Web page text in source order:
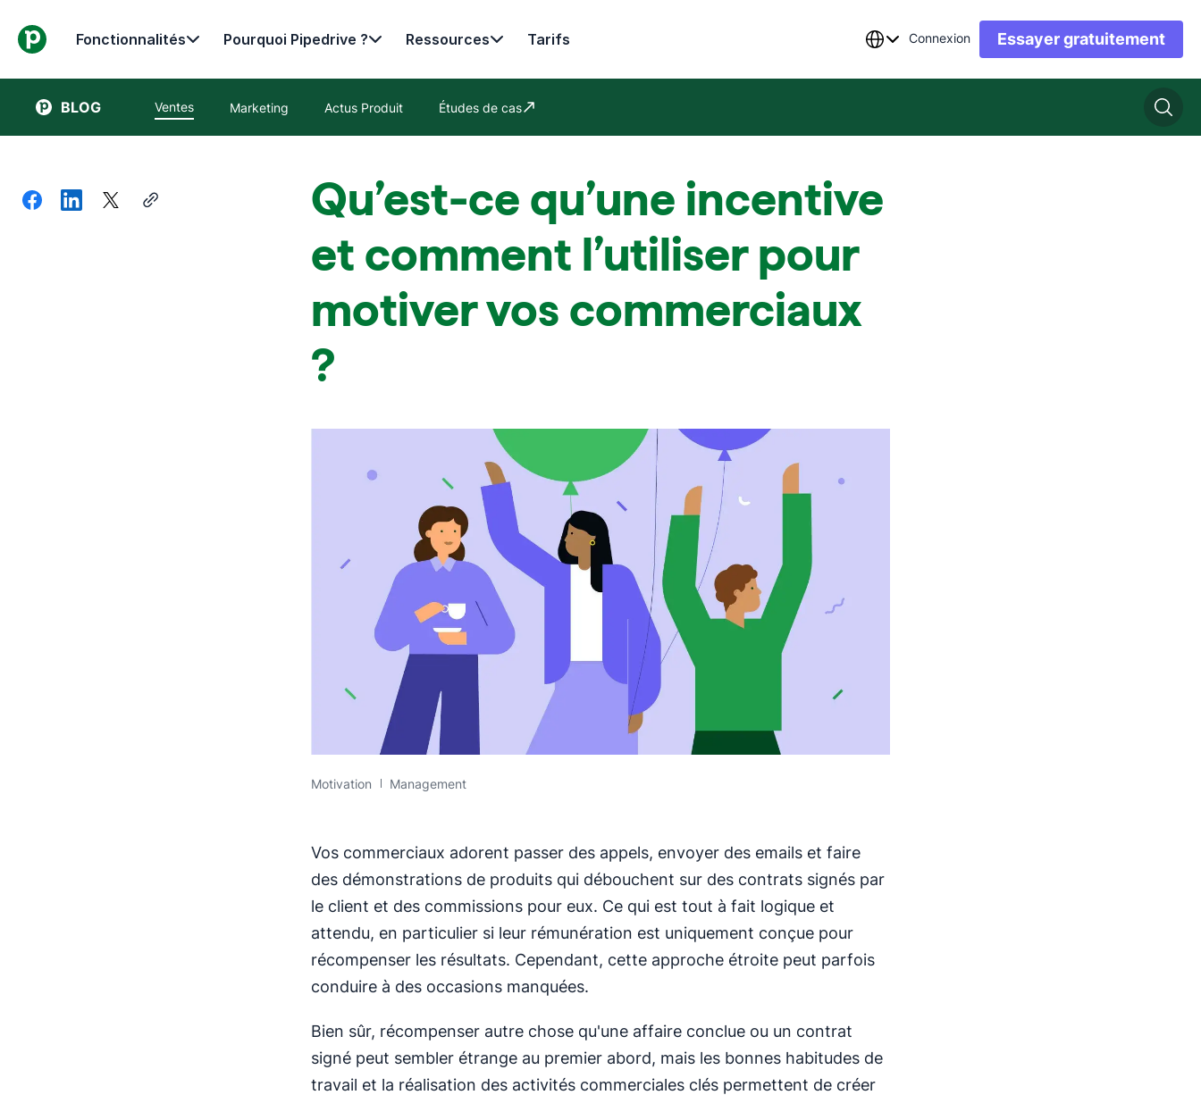
Fonctionnalités Pourquoi Pipedrive ? Ressources Tarifs Connexion Essayer gratuitement
BLOG Ventes Marketing Actus Produit Études de cas
S'ouvre dans une nouvelle fenêtre
Qu’est-ce qu’une incentive
et comment l’utiliser pour
motiver vos commerciaux
?
Motivation Management
Vos commerciaux adorent passer des appels, envoyer des emails et faire
des démonstrations de produits qui débouchent sur des contrats signés par
le client et des commissions pour eux. Ce qui est tout à fait logique et
attendu, en particulier si leur rémunération est uniquement conçue pour
récompenser les résultats. Cependant, cette approche étroite peut parfois
conduire à des occasions manquées.
Bien sûr, récompenser autre chose qu'une affaire conclue ou un contrat
signé peut sembler étrange au premier abord, mais les bonnes habitudes de
travail et la réalisation des activités commerciales clés permettent de créer